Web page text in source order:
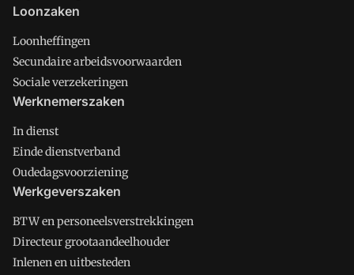
Loonzaken
Loonheffingen
Secundaire arbeidsvoorwaarden
Sociale verzekeringen
Werknemerszaken
In dienst
Einde dienstverband
Oudedagsvoorziening
Werkgeverszaken
BTW en personeelsverstrekkingen
Directeur grootaandeelhouder
Inlenen en uitbesteden